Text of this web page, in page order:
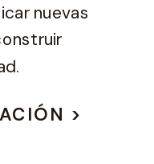
>
nuevas